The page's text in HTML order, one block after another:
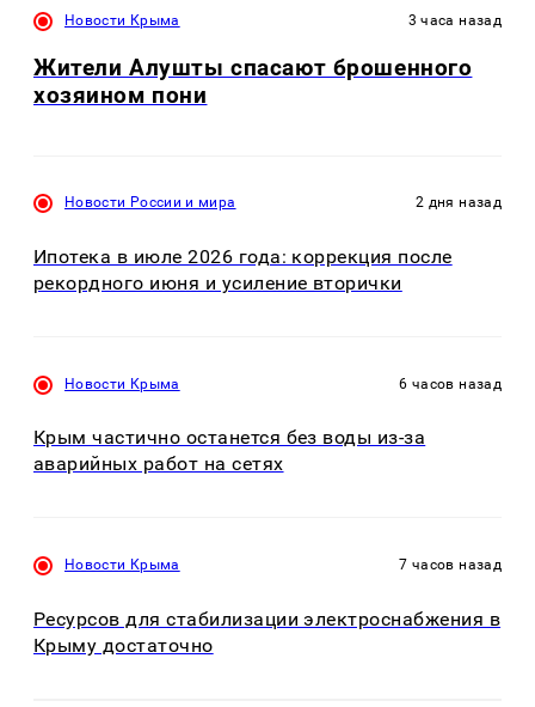
Новости Крыма 3 часа назад
Жители Алушты спасают брошенного
хозяином пони
Новости России и мира 2 дня назад
Ипотека в июле 2026 года: коррекция после
рекордного июня и усиление вторички
Новости Крыма 6 часов назад
Крым частично останется без воды из-за
аварийных работ на сетях
Новости Крыма 7 часов назад
Ресурсов для стабилизации электроснабжения в
Крыму достаточно